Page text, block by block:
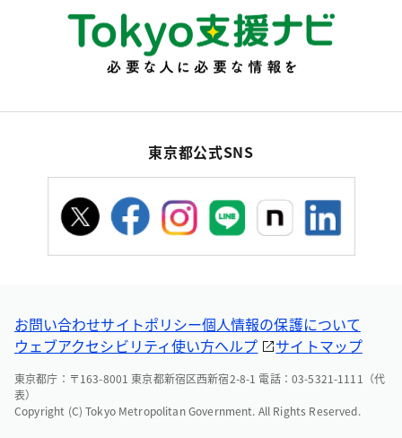
東京都公式SNS
お問い合わせサイトポリシー個人情報の保護について
ウェブアクセシビリティ使い方ヘルプ サイトマップ
東京都庁：〒163-8001 東京都新宿区西新宿2-8-1 電話：03-5321-1111（代
表）
Copyright (C) Tokyo Metropolitan Government. All Rights Reserved.